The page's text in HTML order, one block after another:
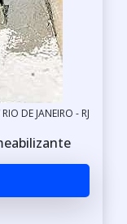
DE JANEIRO - RJ